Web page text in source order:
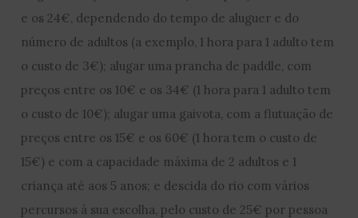
e os 24€, dependendo do tempo de aluguer e do
número de adultos (a exemplo, 1 hora para 1 adulto tem
o custo de 3€); alugar uma prancha de paddle, com
preços entre os 10€ e os 34€ (1 hora para 1 adulto tem
o custo de 10€); alugar uma gaivota, com a flutuação de
preços entre os 15€ e os 60€ (1 hora tem o custo de
15€) e com a capacidade máxima de 2 adultos e 1
criança até aos 5 anos; e descida do rio com vários
percursos à sua escolha, pelo custo de 25€ por pessoa